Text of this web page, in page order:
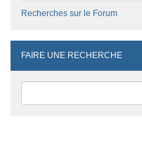
Recherches sur le Forum
FAIRE UNE RECHERCHE